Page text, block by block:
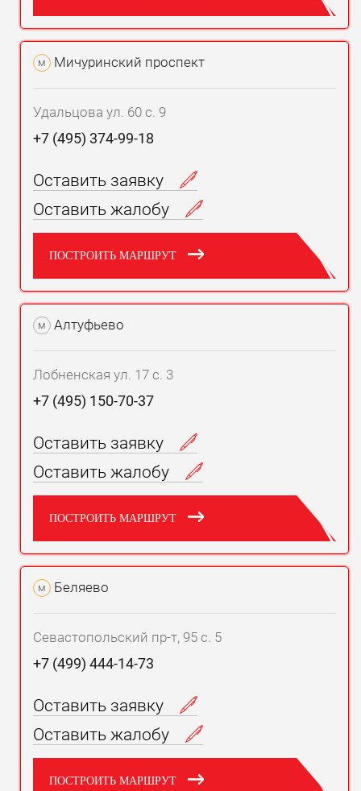
м Мичуринский проспект
Удальцова ул. 60 с. 9
+7 (495) 374-99-18
Оставить заявку
Оставить жалобу
ПОСТРОИТЬ МАРШРУТ
м Алтуфьево
Лобненская ул. 17 с. 3
+7 (495) 150-70-37
Оставить заявку
Оставить жалобу
ПОСТРОИТЬ МАРШРУТ
м Беляево
Севастопольский пр-т, 95 с. 5
+7 (499) 444-14-73
Оставить заявку
Оставить жалобу
ПОСТРОИТЬ МАРШРУТ